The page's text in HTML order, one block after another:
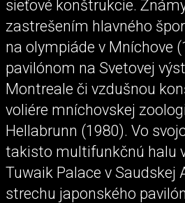
sieťové konštrukcie.
zastrešením hlavného
na olympiáde v Mníchove
pavilónom na Svetovej
Montreale či vzdušnou
voliére mníchovskej
Hellabrunn (1980). Vo
takisto multifunkčnú halu
Tuwaik Palace v Saudskej
strechu japonského